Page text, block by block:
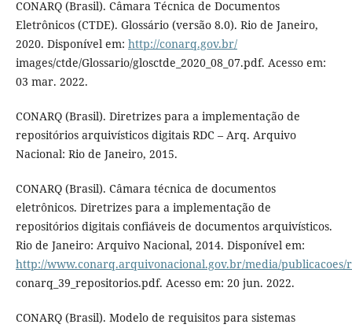
CONARQ (Brasil). Câmara Técnica de Documentos
Eletrônicos (CTDE). Glossário (versão 8.0). Rio de Janeiro,
2020. Disponível em: http://conarq.gov.br/
images/ctde/Glossario/glosctde_2020_08_07.pdf. Acesso em:
03 mar. 2022.
CONARQ (Brasil). Diretrizes para a implementação de
repositórios arquivísticos digitais RDC – Arq. Arquivo
Nacional: Rio de Janeiro, 2015.
CONARQ (Brasil). Câmara técnica de documentos
eletrônicos. Diretrizes para a implementação de
repositórios digitais confiáveis de documentos arquivísticos.
Rio de Janeiro: Arquivo Nacional, 2014. Disponível em:
http://www.conarq.arquivonacional.gov.br/media/publicacoes/
conarq_39_repositorios.pdf. Acesso em: 20 jun. 2022.
CONARQ (Brasil). Modelo de requisitos para sistemas